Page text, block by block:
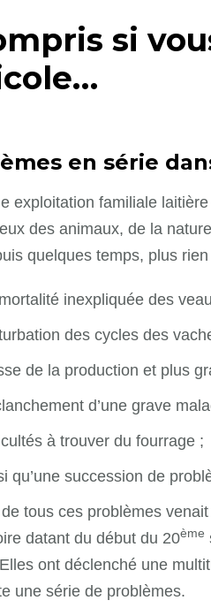
si
en série
exploitation familiale
des animaux, de la
quelques temps, plus rien
inexpliquée des
des cycles des
de la production et plus
d’une grave
à trouver du fourrage ;
qu’une succession de
de tous ces problèmes
datant du début du 20ème
ont déclenché une
une série de problèmes.